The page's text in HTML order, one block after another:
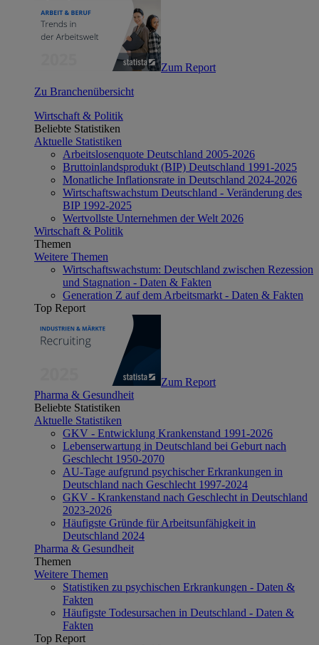
Zum Report
Zu Branchenübersicht
Wirtschaft & Politik
Beliebte Statistiken
Aktuelle Statistiken
Arbeitslosenquote Deutschland 2005-2026
Bruttoinlandsprodukt (BIP) Deutschland 1991-2025
Monatliche Inflationsrate in Deutschland 2024-2026
Wirtschaftswachstum Deutschland - Veränderung des
BIP 1992-2025
Wertvollste Unternehmen der Welt 2026
Wirtschaft & Politik
Themen
Weitere Themen
Wirtschaftswachstum: Deutschland zwischen Rezession
und Stagnation - Daten & Fakten
Generation Z auf dem Arbeitsmarkt - Daten & Fakten
Top Report
Zum Report
Pharma & Gesundheit
Beliebte Statistiken
Aktuelle Statistiken
GKV - Entwicklung Krankenstand 1991-2026
Lebenserwartung in Deutschland bei Geburt nach
Geschlecht 1950-2070
AU-Tage aufgrund psychischer Erkrankungen in
Deutschland nach Geschlecht 1997-2024
GKV - Krankenstand nach Geschlecht in Deutschland
2023-2026
Häufigste Gründe für Arbeitsunfähigkeit in
Deutschland 2024
Pharma & Gesundheit
Themen
Weitere Themen
Statistiken zu psychischen Erkrankungen - Daten &
Fakten
Häufigste Todesursachen in Deutschland - Daten &
Fakten
Top Report